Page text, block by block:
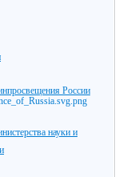
России
науки и